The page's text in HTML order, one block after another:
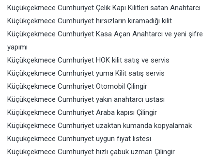
Küçükçekmece Cumhuriyet Çelik Kapı Kilitleri satan Anahtarcı
Küçükçekmece Cumhuriyet hırsızların kıramadığı kilit
Küçükçekmece Cumhuriyet Kasa Açan Anahtarcı ve yeni şifre
yapımı
Küçükçekmece Cumhuriyet HOK kilit satış ve servis
Küçükçekmece Cumhuriyet yuma Kilit satış servis
Küçükçekmece Cumhuriyet Otomobil Çilingir
Küçükçekmece Cumhuriyet yakın anahtarcı ustası
Küçükçekmece Cumhuriyet Araba kapısı Çilingir
Küçükçekmece Cumhuriyet uzaktan kumanda kopyalamak
Küçükçekmece Cumhuriyet uygun fiyat listesi
Küçükçekmece Cumhuriyet hızlı çabuk uzman Çilingir